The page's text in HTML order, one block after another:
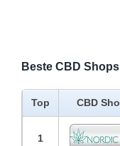
Beste CBD
Top CBD
1